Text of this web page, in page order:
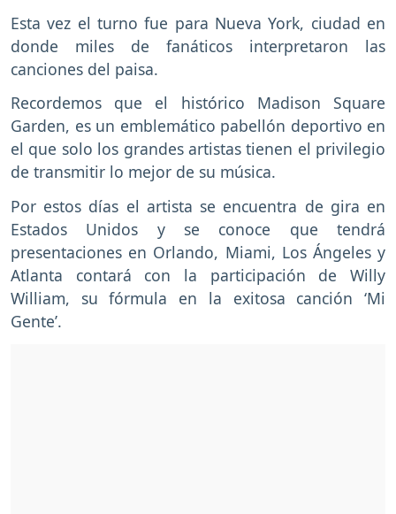
Esta vez el turno fue para Nueva York, ciudad en
donde miles de fanáticos interpretaron las
canciones del paisa.
Recordemos que el histórico Madison Square
Garden, es un emblemático pabellón deportivo en
el que solo los grandes artistas tienen el privilegio
de transmitir lo mejor de su música.
Por estos días el artista se encuentra de gira en
Estados Unidos y se conoce que tendrá
presentaciones en Orlando, Miami, Los Ángeles y
Atlanta contará con la participación de Willy
William, su fórmula en la exitosa canción ‘Mi
Gente’.